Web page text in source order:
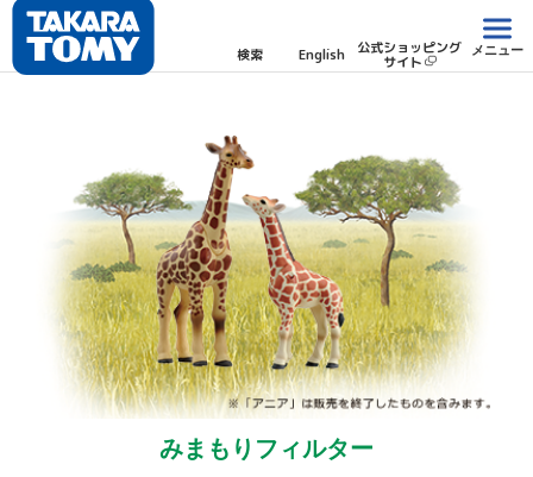
検索 English 公式ショッピング
サイト
メニュー
みまもりフィルター